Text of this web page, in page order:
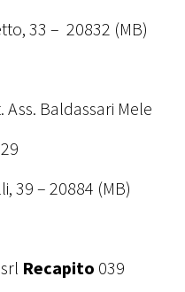
33 – 20832 (MB)
Ass. Baldassari Mele
39 – 20884 (MB)
Recapito 039